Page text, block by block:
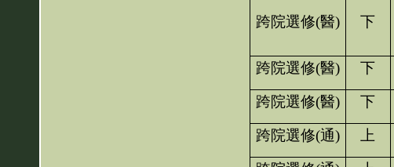
跨院選修(醫) 下
跨院選修(醫) 下
跨院選修(醫) 下
跨院選修(通) 上